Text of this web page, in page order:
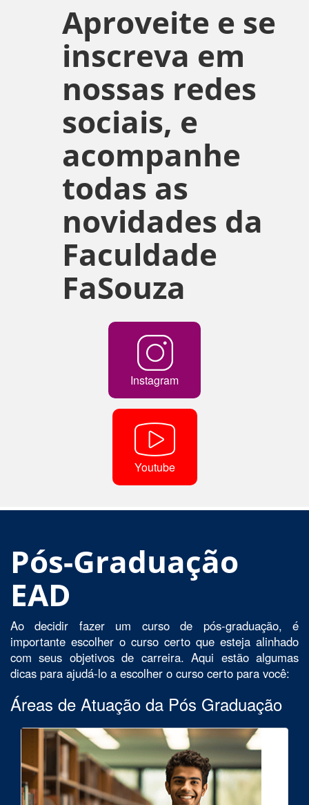
Aproveite e se
inscreva em
nossas redes
sociais, e
acompanhe
todas as
novidades da
Faculdade
FaSouza
Instagram
Youtube
Pós-Graduação
EAD
Ao decidir fazer um curso de pós-graduação, é
importante escolher o curso certo que esteja alinhado
com seus objetivos de carreira. Aqui estão algumas
dicas para ajudá-lo a escolher o curso certo para você:
Áreas de Atuação da Pós Graduação